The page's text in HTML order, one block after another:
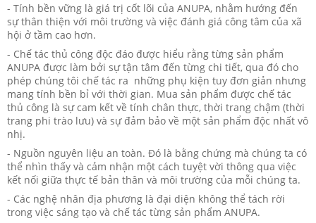
- Tính bền vững là giá trị cốt lõi của ANUPA, nhằm hướng đến
sự thân thiện với môi trường và việc đánh giá công tâm của xã
hội ở tầm cao hơn.
- Chế tác thủ công độc đáo được hiểu rằng từng sản phẩm
ANUPA được làm bởi sự tận tâm đến từng chi tiết, qua đó cho
phép chúng tôi chế tác ra những phụ kiện tuy đơn giản nhưng
mang tính bền bỉ với thời gian. Mua sản phẩm được chế tác
thủ công là sự cam kết về tính chân thực, thời trang chậm (thời
trang phi trào lưu) và sự đảm bảo về một sản phẩm độc nhất vô
nhị.
- Nguồn nguyên liệu an toàn. Đó là bằng chứng mà chúng ta có
thể nhìn thấy và cảm nhận một cách tuyệt vời thông qua việc
kết nối giữa thực tế bản thân và môi trường của mỗi chúng ta.
- Các nghệ nhân địa phương là đại diện không thể tách rời
trong việc sáng tạo và chế tác từng sản phẩm ANUPA.